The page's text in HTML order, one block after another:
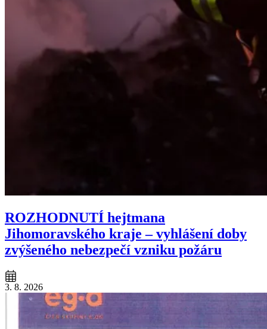
ROZHODNUTÍ hejtmana
Jihomoravského kraje – vyhlášení doby
zvýšeného nebezpečí vzniku požáru
3. 8. 2026